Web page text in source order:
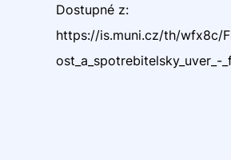
Dostupné z:
https://is.muni.cz/th/wfx8c/
ost_a_spotrebitelsky_uver_-